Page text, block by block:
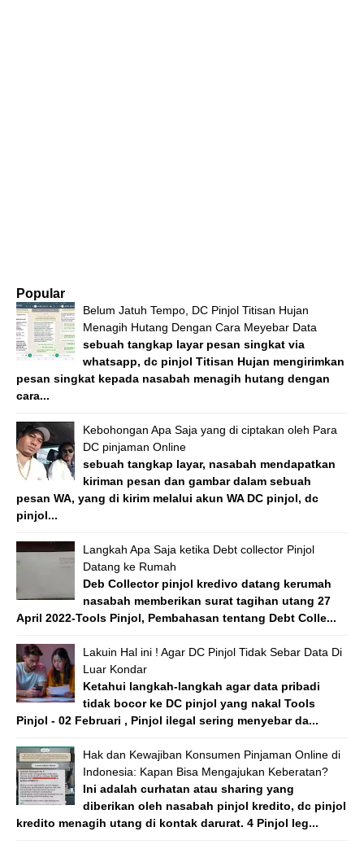
Popular
Belum Jatuh Tempo, DC Pinjol Titisan Hujan
Menagih Hutang Dengan Cara Meyebar Data
sebuah tangkap layar pesan singkat via
whatsapp, dc pinjol Titisan Hujan mengirimkan
pesan singkat kepada nasabah menagih hutang dengan
cara...
Kebohongan Apa Saja yang di ciptakan oleh Para
DC pinjaman Online
sebuah tangkap layar, nasabah mendapatkan
kiriman pesan dan gambar dalam sebuah
pesan WA, yang di kirim melalui akun WA DC pinjol, dc
pinjol...
Langkah Apa Saja ketika Debt collector Pinjol
Datang ke Rumah
Deb Collector pinjol kredivo datang kerumah
nasabah memberikan surat tagihan utang 27
April 2022-Tools Pinjol, Pembahasan tentang Debt Colle...
Lakuin Hal ini ! Agar DC Pinjol Tidak Sebar Data Di
Luar Kondar
Ketahui langkah-langkah agar data pribadi
tidak bocor ke DC pinjol yang nakal Tools
Pinjol - 02 Februari , Pinjol ilegal sering menyebar da...
Hak dan Kewajiban Konsumen Pinjaman Online di
Indonesia: Kapan Bisa Mengajukan Keberatan?
Ini adalah curhatan atau sharing yang
diberikan oleh nasabah pinjol kredito, dc pinjol
kredito menagih utang di kontak darurat. 4 Pinjol leg...